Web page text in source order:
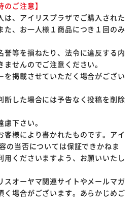
のご注意】
は、アイリスプラザでご購入された
た、お一人様１商品につき１回のみ
誉等を損ねたり、法令に違反する内
せんのでご注意ください。
を掲載させていただく場合がござい
断した場合には予告なく投稿を削除
下さい。
客様により書かれたものです。アイ
の当否については保証できかねま
用くださいますよう、お願いいたし
スオーヤマ関連サイトやメールマガ
く場合がございます。あらかじめご